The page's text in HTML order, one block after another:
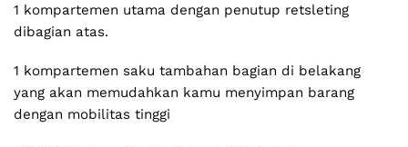
1 kompartemen utama dengan penutup retsleting
dibagian atas.
1 kompartemen saku tambahan bagian di belakang
yang akan memudahkan kamu menyimpan barang
dengan mobilitas tinggi